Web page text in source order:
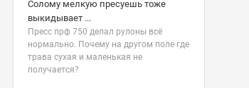
Солому мелкую пресуешь тоже
выкидывает ...
Пресс прф 750 делал рулоны всë
нормально. Почему на другом поле где
трава сухая и маленькая не
получается?